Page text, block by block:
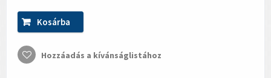
Kosárba
Hozzáadás a kívánságlistához